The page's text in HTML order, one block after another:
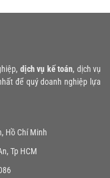
dịch vụ kế toán, dịch vụ
để quý doanh nghiệp lựa
Hồ Chí Minh
Tp HCM